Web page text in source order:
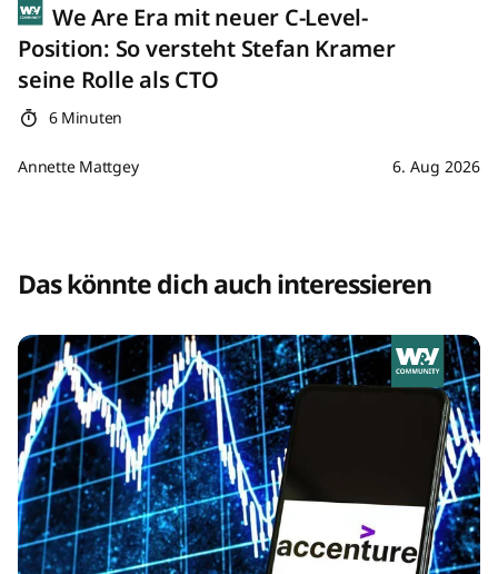
We Are Era mit neuer C-Level-
Position: So versteht Stefan Kramer
seine Rolle als CTO
6 Minuten
Annette Mattgey 6. Aug 2026
Das könnte dich auch interessieren